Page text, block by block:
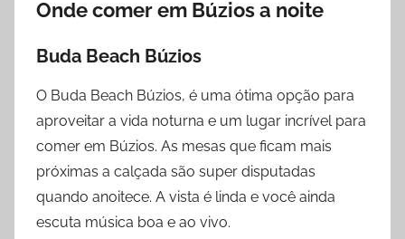
Onde comer em Búzios a noite
Buda Beach Búzios
O Buda Beach Búzios, é uma ótima opção para
aproveitar a vida noturna e um lugar incrível para
comer em Búzios. As mesas que ficam mais
próximas a calçada são super disputadas
quando anoitece. A vista é linda e você ainda
escuta música boa e ao vivo.